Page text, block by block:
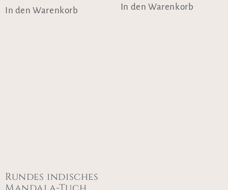
In den Warenkorb In den Warenkorb
Rundes indisches